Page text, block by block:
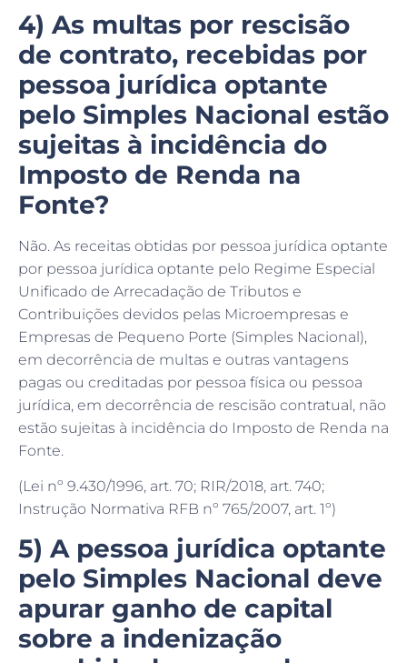
4) As multas por rescisão
de contrato, recebidas por
pessoa jurídica optante
pelo Simples Nacional estão
sujeitas à incidência do
Imposto de Renda na
Fonte?
Não. As receitas obtidas por pessoa jurídica optante
por pessoa jurídica optante pelo Regime Especial
Unificado de Arrecadação de Tributos e
Contribuições devidos pelas Microempresas e
Empresas de Pequeno Porte (Simples Nacional),
em decorrência de multas e outras vantagens
pagas ou creditadas por pessoa física ou pessoa
jurídica, em decorrência de rescisão contratual, não
estão sujeitas à incidência do Imposto de Renda na
Fonte.
(Lei nº 9.430/1996, art. 70; RIR/2018, art. 740;
Instrução Normativa RFB nº 765/2007, art. 1º)
5) A pessoa jurídica optante
pelo Simples Nacional deve
apurar ganho de capital
sobre a indenização